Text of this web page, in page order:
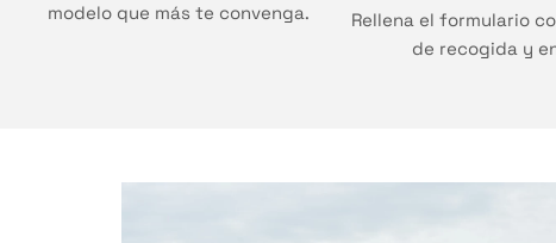
modelo que más te convenga.
Rellena el formulario
de recogida y